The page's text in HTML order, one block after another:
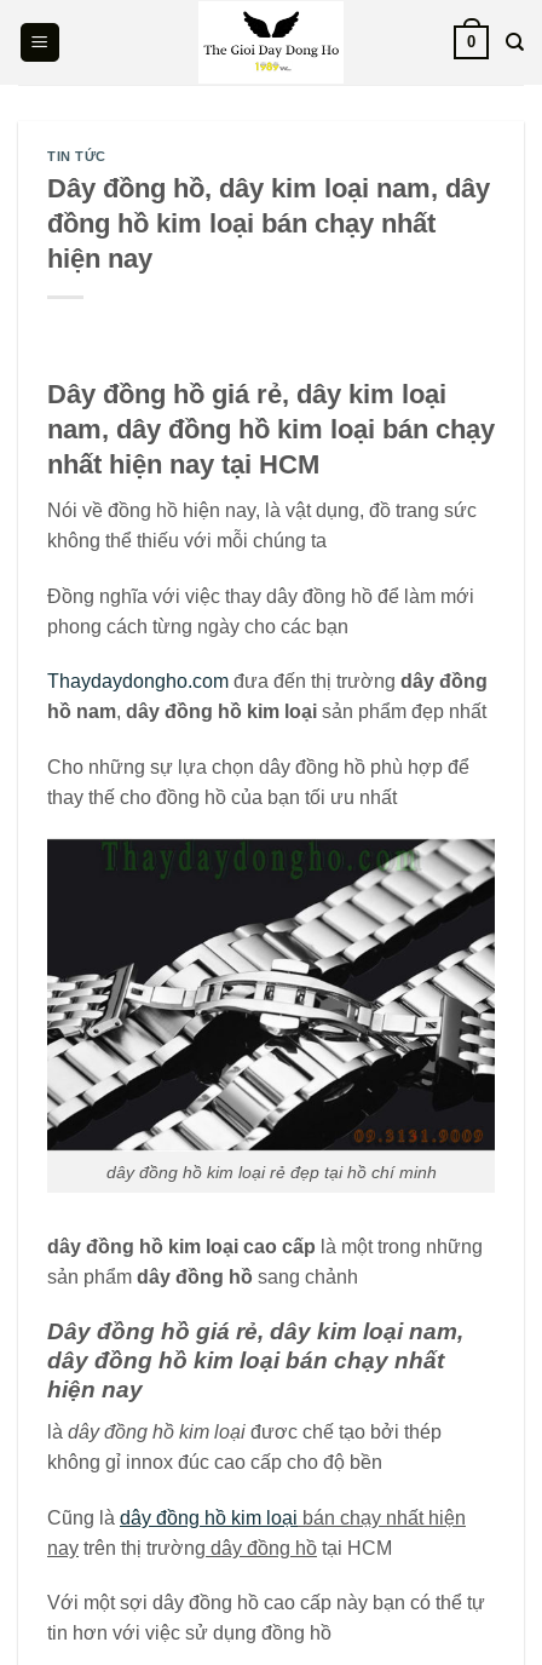
0
TIN TỨC
Dây đồng hồ, dây kim loại nam, dây
đồng hồ kim loại bán chạy nhất
hiện nay
Dây đồng hồ giá rẻ, dây kim loại
nam, dây đồng hồ kim loại bán chạy
nhất hiện nay tại HCM
Nói về đồng hồ hiện nay, là vật dụng, đồ trang sức
không thể thiếu với mỗi chúng ta
Đồng nghĩa với việc thay dây đồng hồ để làm mới
phong cách từng ngày cho các bạn
Thaydaydongho.com đưa đến thị trường dây đồng
hồ nam, dây đồng hồ kim loại sản phẩm đẹp nhất
Cho những sự lựa chọn dây đồng hồ phù hợp để
thay thế cho đồng hồ của bạn tối ưu nhất
dây đồng hồ kim loại rẻ đẹp tại hồ chí minh
dây đồng hồ kim loại cao cấp là một trong những
sản phẩm dây đồng hồ sang chảnh
Dây đồng hồ giá rẻ, dây kim loại nam,
dây đồng hồ kim loại bán chạy nhất
hiện nay
là dây đồng hồ kim loại đươc chế tạo bởi thép
không gỉ innox đúc cao cấp cho độ bền
Cũng là dây đồng hồ kim loại bán chạy nhất hiện
nay trên thị trường dây đồng hồ tại HCM
Với một sợi dây đồng hồ cao cấp này bạn có thể tự
tin hơn với việc sử dụng đồng hồ